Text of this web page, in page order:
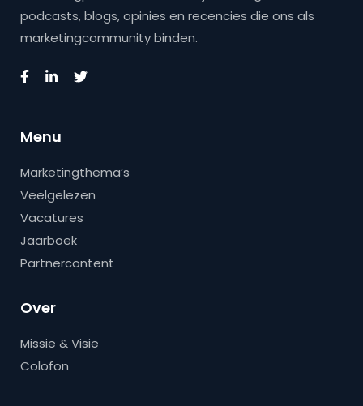
podcasts, blogs, opinies en recencies die ons als
marketingcommunity binden.
Menu
Marketingthema’s
Veelgelezen
Vacatures
Jaarboek
Partnercontent
Over
Missie & Visie
Colofon